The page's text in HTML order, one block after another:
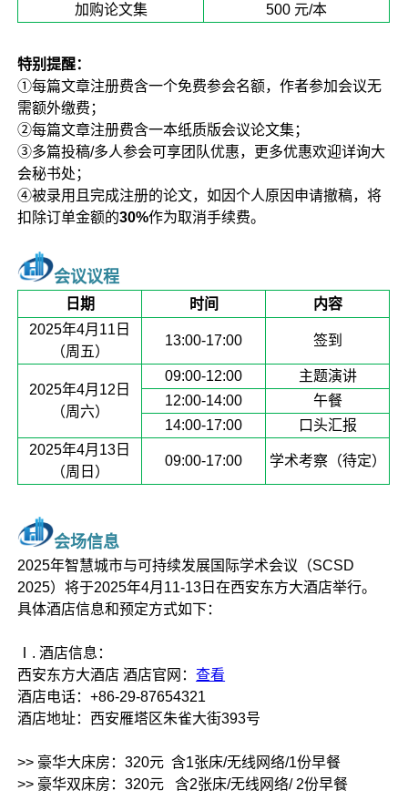
加购论文集 500 元/本
特别提醒：
①每篇文章注册费含一个免费参会名额，作者参加会议无
需额外缴费；
②每篇文章注册费含一本纸质版会议论文集；
③多篇投稿/多人参会可享团队优惠，更多优惠欢迎详询大
会秘书处；
④被录用且完成注册的论文，如因个人原因申请撤稿，将
扣除订单金额的30%作为取消手续费。
会议议程
日期 时间
内容
2025年4月11日
（周五）
13:00-17:00 签到
2025年4月12日
（周六）
09:00-12:00
主题演讲
12:00-14:00
午餐
14:00-17:00
口头汇报
2025年4月13日
（周日）
09:00-17:00 学术考察（待定）
会场信息
2025年智慧城市与可持续发展国际学术会议（SCSD
2025）将于2025年4月11-13日在西安东方大酒店举行。
具体酒店信息和预定方式如下：
Ⅰ. 酒店信息：
西安东方大酒店 酒店官网：查看
酒店电话：+86-29-87654321
酒店地址：西安雁塔区朱雀大街393号
>> 豪华大床房：320元 含1张床/无线网络/1份早餐
>> 豪华双床房：320元 含2张床/无线网络/ 2份早餐